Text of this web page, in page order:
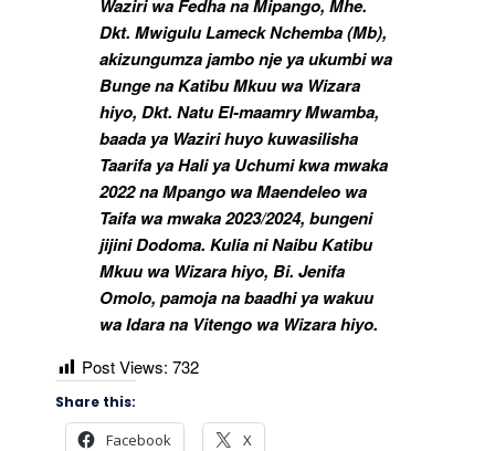
Waziri wa Fedha na Mipango, Mhe.
Dkt. Mwigulu Lameck Nchemba (Mb),
akizungumza jambo nje ya ukumbi wa
Bunge na Katibu Mkuu wa Wizara
hiyo, Dkt. Natu El-maamry Mwamba,
baada ya Waziri huyo kuwasilisha
Taarifa ya Hali ya Uchumi kwa mwaka
2022 na Mpango wa Maendeleo wa
Taifa wa mwaka 2023/2024, bungeni
jijini Dodoma. Kulia ni Naibu Katibu
Mkuu wa Wizara hiyo, Bi. Jenifa
Omolo, pamoja na baadhi ya wakuu
wa Idara na Vitengo wa Wizara hiyo.
Post Views: 732
Share this:
Facebook X